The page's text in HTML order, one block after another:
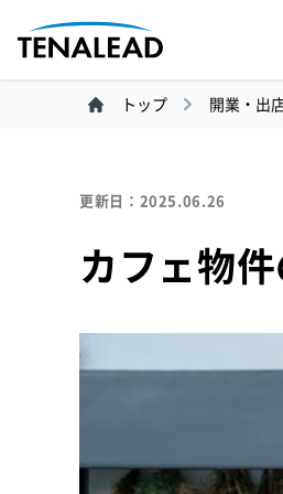
トップ 開業・出
更新日：2025.06.26
カフェ物